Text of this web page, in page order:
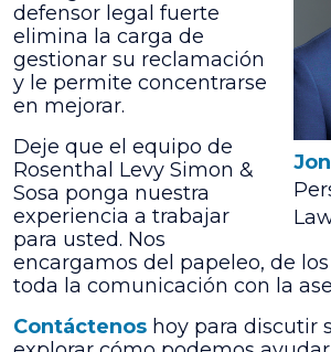
defensor legal fuerte
elimina la carga de
gestionar su reclamación
y le permite concentrarse
en mejorar.
Deje que el equipo de
Rosenthal Levy Simon &
Sosa ponga nuestra
experiencia a trabajar
para usted. Nos
encargamos del papeleo, de
toda la comunicación con la
Contáctenos hoy para discutir